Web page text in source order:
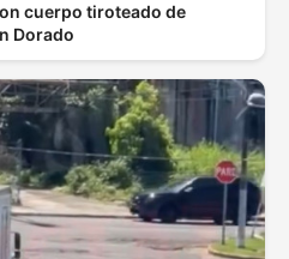
cuerpo tiroteado de
Dorado